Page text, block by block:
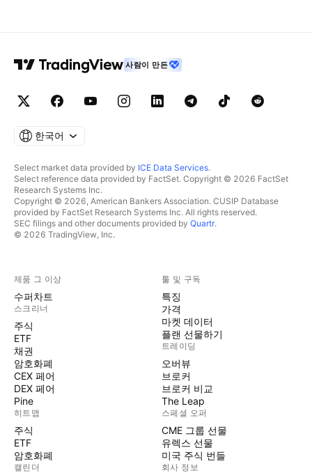
사람이 만든
한국어
Select market data provided by ICE Data Services.
Select reference data provided by FactSet. Copyright © 2026 FactSet
Research Systems Inc.
Copyright © 2026, American Bankers Association. CUSIP Database
provided by FactSet Research Systems Inc. All rights reserved.
SEC filings and other documents provided by Quartr.
© 2026 TradingView, Inc.
제품 그 이상
수퍼차트
스크리너
주식
ETF
채권
암호화폐
CEX 페어
DEX 페어
Pine
히트맵
주식
ETF
암호화폐
캘린더
툴 및 구독
특징
가격
마켓 데이터
플랜 선물하기
트레이딩
오버뷰
브로커
브로커 비교
The Leap
스페셜 오퍼
CME 그룹 선물
유렉스 선물
미국 주식 번들
회사 정보